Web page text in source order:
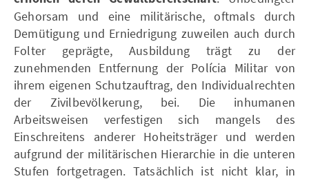
Gehorsam und eine militärische, oftmals durch
Demütigung und Erniedrigung zuweilen auch durch
Folter geprägte, Ausbildung trägt zu der
zunehmenden Entfernung der Polícia Militar von
ihrem eigenen Schutzauftrag, den Individualrechten
der Zivilbevölkerung, bei. Die inhumanen
Arbeitsweisen verfestigen sich mangels des
Einschreitens anderer Hoheitsträger und werden
aufgrund der militärischen Hierarchie in die unteren
Stufen fortgetragen. Tatsächlich ist nicht klar, in